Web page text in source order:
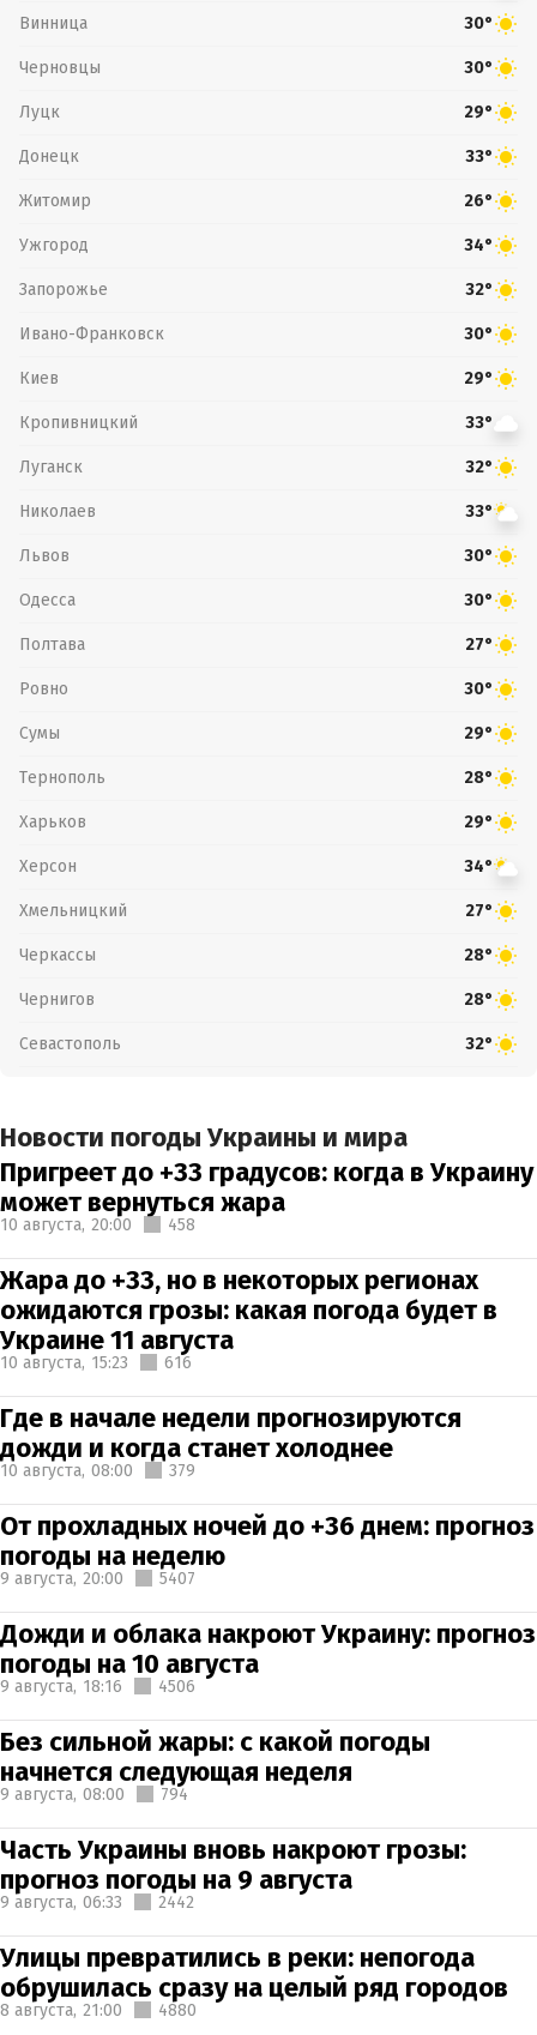
Винница 30°
Черновцы 30°
Луцк 29°
Донецк 33°
Житомир 26°
Ужгород 34°
Запорожье 32°
Ивано-Франковск 30°
Киев 29°
Кропивницкий 33°
Луганск 32°
Николаев 33°
Львов 30°
Одесса 30°
Полтава 27°
Ровно 30°
Сумы 29°
Тернополь 28°
Харьков 29°
Херсон 34°
Хмельницкий 27°
Черкассы 28°
Чернигов 28°
Севастополь 32°
Новости погоды Украины и мира
Пригреет до +33 градусов: когда в Украину
может вернуться жара
10 августа, 20:00 458
Жара до +33, но в некоторых регионах
ожидаются грозы: какая погода будет в
Украине 11 августа
10 августа, 15:23 616
Где в начале недели прогнозируются
дожди и когда станет холоднее
10 августа, 08:00 379
От прохладных ночей до +36 днем: прогноз
погоды на неделю
9 августа, 20:00 5407
Дожди и облака накроют Украину: прогноз
погоды на 10 августа
9 августа, 18:16 4506
Без сильной жары: с какой погоды
начнется следующая неделя
9 августа, 08:00 794
Часть Украины вновь накроют грозы:
прогноз погоды на 9 августа
9 августа, 06:33 2442
Улицы превратились в реки: непогода
обрушилась сразу на целый ряд городов
8 августа, 21:00 4880